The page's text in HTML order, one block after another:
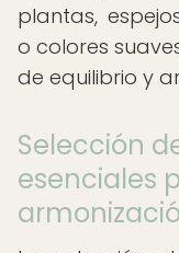
plantas,
o colores
de equilibrio y
Selección
esenciales